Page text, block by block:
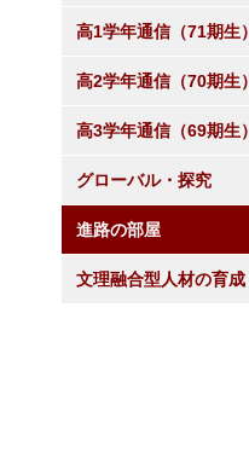
高1学年通信（71期生）
高2学年通信（70期生）
高3学年通信（69期生）
グローバル・探究
進路の部屋
文理融合型人材の育成